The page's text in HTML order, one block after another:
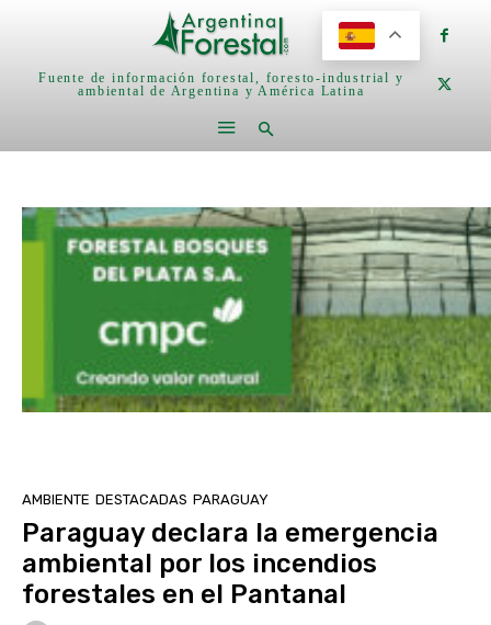
Fuente de información forestal, foresto-industrial y
ambiental de Argentina y América Latina
AMBIENTE DESTACADAS PARAGUAY
Paraguay declara la emergencia
ambiental por los incendios
forestales en el Pantanal